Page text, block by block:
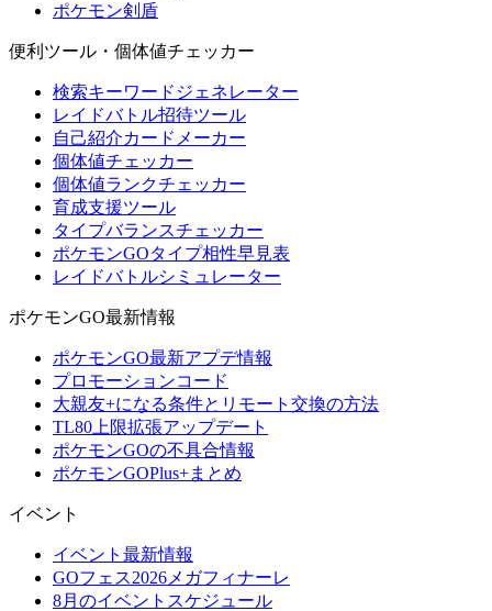
ポケモン剣盾
便利ツール・個体値チェッカー
検索キーワードジェネレーター
レイドバトル招待ツール
自己紹介カードメーカー
個体値チェッカー
個体値ランクチェッカー
育成支援ツール
タイプバランスチェッカー
ポケモンGOタイプ相性早見表
レイドバトルシミュレーター
ポケモンGO最新情報
ポケモンGO最新アプデ情報
プロモーションコード
大親友+になる条件とリモート交換の方法
TL80上限拡張アップデート
ポケモンGOの不具合情報
ポケモンGOPlus+まとめ
イベント
イベント最新情報
GOフェス2026メガフィナーレ
8月のイベントスケジュール